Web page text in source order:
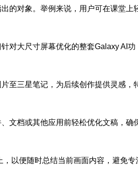
的对象。举例来说，用户可在课堂上
对大尺寸屏幕优化的整套Galaxy AI功
至三星笔记，为后续创作提供灵感，
文档或其他应用前轻松优化文稿，确
以便随时总结当前画面内容，避免专